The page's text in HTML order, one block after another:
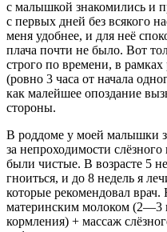
с малышкой знакомились и
с первых дней без всякого
меня удобнее, и для неё
плача почти не было. Вот
строго по времени, в
(ровно 3 часа от начала
как малейшее опоздание
стороны.
В роддоме у моей малышки
за непроходимости
были чистые. В возрасте 5
гноиться, и до 8 недель я
которые рекомендовал врач.
материнским молоком (2—3
кормления) + массаж